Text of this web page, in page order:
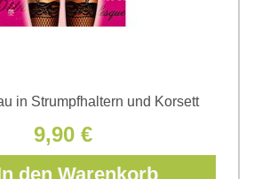
in Strumpfhaltern und Korsett
9,90 €
den Warenkorb